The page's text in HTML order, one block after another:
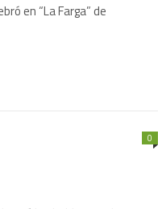
en “La Farga” de
0